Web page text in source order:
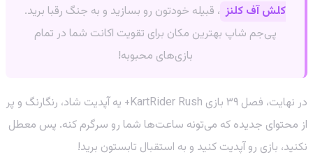
کلش آف کلنز ، قبیله خودتون رو بسازید و به جنگ رقبا برید.
پی‌جم شاپ بهترین مکان برای تقویت اکانت شما در تمام
بازی‌های محبوبه!
در نهایت، فصل ۳۹ بازی KartRider Rush+ یه آپدیت شاد، رنگارنگ و پر
از محتوای جدیده که می‌تونه ساعت‌ها شما رو سرگرم کنه. پس معطل
نکنید، بازی رو آپدیت کنید و به استقبال تابستون برید!